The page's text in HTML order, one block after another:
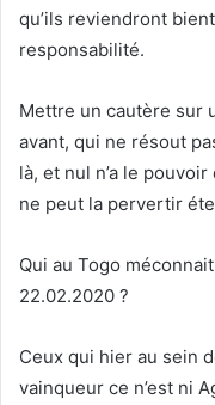
qu’ils reviendront
responsabilité.
Mettre un cautère sur
avant, qui ne résout
là, et nul n’a le
ne peut la pervertir
Qui au Togo
22.02.2020 ?
Ceux qui hier au sein
vainqueur ce n’est ni